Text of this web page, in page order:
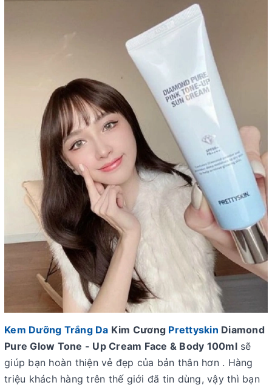
Kem Dưỡng Trắng Da Kim Cương Prettyskin Diamond
Pure Glow Tone - Up Cream Face & Body 100mlsẽ
giúp bạn hoàn thiện vẻ đẹp của bản thân hơn . Hàng
triệu khách hàng trên thế giới đã tin dùng, vậy thì bạn